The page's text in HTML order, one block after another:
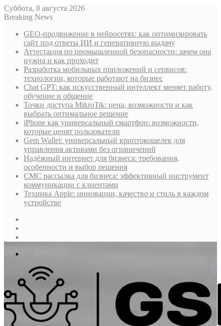
Суббота, 8 августа 2026
Breaking News
GEO-продвижение в нейросетях: как оптимизировать
сайт под ответы ИИ и генеративную выдачу
Аттестация по промышленной безопасности: зачем она
нужна и как проходит
Разработка мобильных приложений и сервисов:
технологии, которые работают на бизнес
Chat GPT: как искусственный интеллект меняет работу,
обучение и общение
Точки доступа MikroTik: цена, возможности и как
выбрать оптимальное решение
iPhone как универсальный смартфон: возможности,
которые ценят пользователи
Gem Wallet: универсальный криптокошелек для
управления активами без ограничений
Надёжный интернет для бизнеса: требования,
особенности и выбор решения
СМС рассылка для бизнеса: эффективный инструмент
коммуникации с клиентами
Техника Apple: инновации, качество и стиль в каждом
устройстве